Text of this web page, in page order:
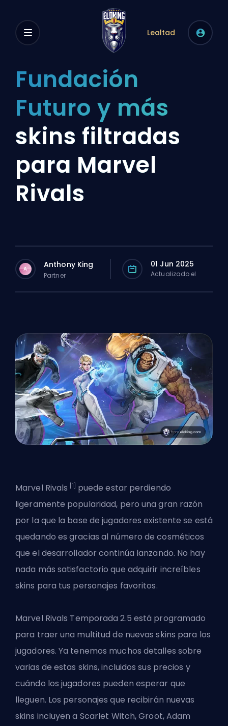
Lealtad
Fundación
Futuro y más
skins filtradas
para Marvel
Rivals
A Anthony King
Partner
01 Jun 2025
Actualizado el
Marvel Rivals [1]
puede estar perdiendo
ligeramente popularidad, pero una gran razón
por la que la base de jugadores existente se está
quedando es gracias al número de cosméticos
que el desarrollador continúa lanzando. No hay
nada más satisfactorio que adquirir increíbles
skins para tus personajes favoritos.
Marvel Rivals Temporada 2.5 está programado
para traer una multitud de nuevas skins para los
jugadores. Ya tenemos muchos detalles sobre
varias de estas skins, incluidos sus precios y
cuándo los jugadores pueden esperar que
lleguen. Los personajes que recibirán nuevas
skins incluyen a Scarlet Witch, Groot, Adam